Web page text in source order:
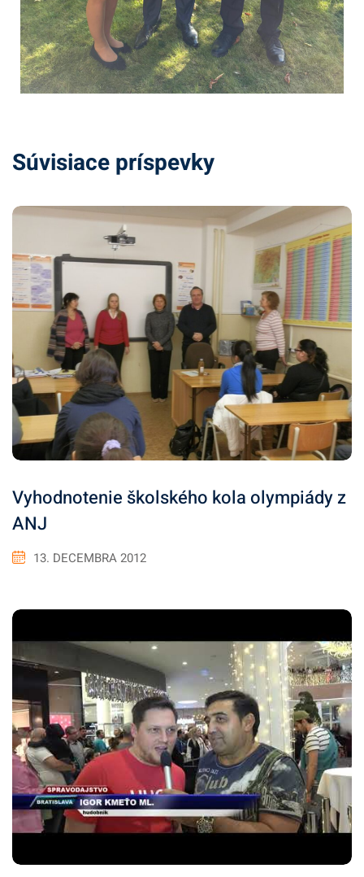
Súvisiace príspevky
Vyhodnotenie školského kola olympiády z
ANJ
13. DECEMBRA 2012